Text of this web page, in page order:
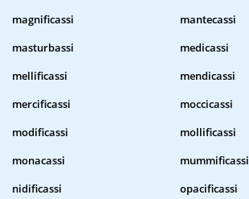
magnificassi
mantecassi
masturbassi
medicassi
mellificassi
mendicassi
mercificassi
moccicassi
modificassi
mollificassi
monacassi
mummificassi
nidificassi
opacificassi